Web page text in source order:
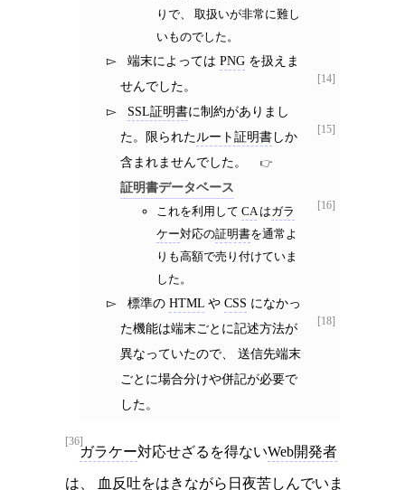
りで、 取扱いが非常に難し
いものでした。
[14]
端末によってはPNG を扱えま
せんでした。
[15]
SSL証明書に制約がありまし
た。限られたルート証明書しか
含まれませんでした。
証明書データベース
[16]
これを利用して CAはガラ
ケー対応の証明書を通常よ
りも高額で売り付けていま
した。
[18]
標準のHTML やCSS になかっ
た機能は端末ごとに記述方法が
異なっていたので、 送信先端末
ごとに場合分けや併記が必要で
した。
[36]
ガラケー対応せざるを得ないWeb開発者
は、 血反吐をはきながら日夜苦しんでいま